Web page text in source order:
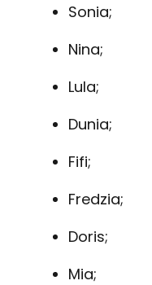
Sonia;
Nina;
Lula;
Dunia;
Fifi;
Fredzia;
Doris;
Mia;